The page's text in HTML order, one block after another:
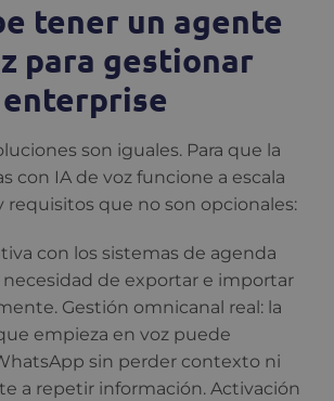
tener un agente
para gestionar
son iguales. Para que la
con IA de voz funcione a escala
requisitos que no son opcionales:
con los sistemas de agenda
de exportar e importar
Gestión omnicanal real: la
empieza en voz puede
sin perder contexto ni
a repetir información. Activación